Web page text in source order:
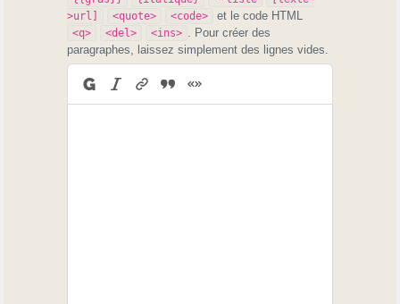
>url]
<quote> <code> et le code HTML
<q> <del> <ins>
. Pour créer des
paragraphes, laissez simplement des lignes vides.